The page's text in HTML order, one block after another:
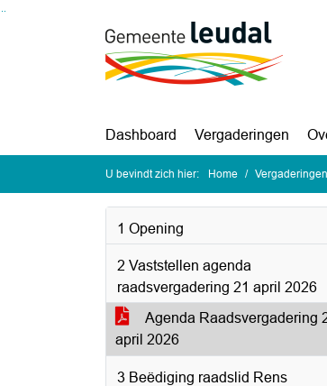
Ga naar de inhoud van deze pagina
Dashboard Vergaderingen
U bevindt zich hier: Home Vergaderingen
1 Opening
2 Vaststellen agenda
raadsvergadering 21 april 2026
Agenda Raadsvergadering
april 2026
3 Beëdiging raadslid Rens